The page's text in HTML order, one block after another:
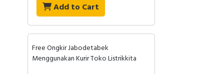
Add to Cart
Free Ongkir Jabodetabek
Menggunakan Kurir Toko Listrikkita